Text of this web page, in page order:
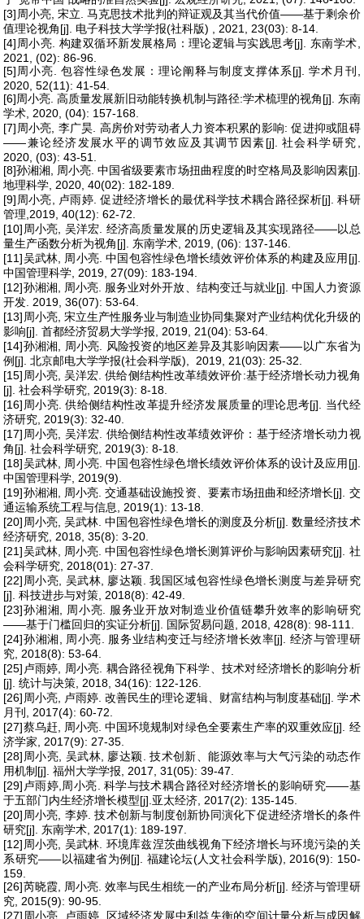
[3]周小亮, 宋立. 马克思技术批判的辩证观及其当代价值——基于剩余价
值理论视角[j]. 电子科技大学学报(社科版) , 2021, 23(03): 8-14.
[4]周小亮. 构建双循环新发展格局：理论逻辑与实践思考[j]. 东南学术,
2021, (02): 86-96.
[5]周小亮. 包容性绿色发展：理论阐释与制度支撑体系[j]. 学术月刊,
2020, 52(11): 41-54.
[6]周小亮. 高质量发展新旧动能转换机制与路径:学术梳理的视角[j]. 东南
学术, 2020, (04): 157-168.
[7]周小亮, 李广昊. 高房价对劳动者人力资本积累的影响: 促进抑或阻碍
——兼论经济发展水平的调节效应及其调节因素[j]. 社会科学研究,
2020, (03): 43-51.
[8]孙湘湘, 周小亮. 中国省级要素市场扭曲程度的时空格局及影响因素[j].
地理科学, 2020, 40(02): 182-189.
[9]周小亮, 卢雨婷. 促进经济增长的最优科学技术耦合路径探析[j]. 科研
管理,2019, 40(12): 62-72.
[10]周小亮, 吴洋宏. 经济高质量发展的历史逻辑及其实现路径——以总
量生产函数分析为视角[j]. 东南学术, 2019, (06): 137-146.
[11]吴武林, 周小亮. 中国包容性绿色增长绩效评价体系的构建及应用[j].
中国管理科学, 2019, 27(09): 183-194.
[12]孙湘湘, 周小亮. 服务业对外开放、结构变迁与就业[j]. 中国人力资源
开发. 2019, 36(07): 53-64.
[13]周小亮, 宋立生产性服务业与制造业协同集聚对产业结构优化升级的
影响[j]. 首都经济贸易大学学报, 2019, 21(04): 53-64.
[14]孙湘湘, 周小亮. 风险投资的地区差异及其影响因素——以广东省为
例[j]. 北京邮电大学学报(社会科学版), 2019, 21(03): 25-32.
[15]周小亮, 吴洋宏. 供给侧结构性改革绩效评价:基于经济增长动力视角
[j]. 社会科学研究, 2019(3): 8-18.
[16]周小亮. 供给侧结构性改革提升经济发展质量的理论思考[j]. 当代经
济研究, 2019(3): 32-40.
[17]周小亮, 吴洋宏. 供给侧结构性改革绩效评价：基于经济增长动力视
角[j]. 社会科学研究, 2019(3): 8-18.
[18]吴武林, 周小亮. 中国包容性绿色增长绩效评价体系的设计及应用[j].
中国管理科学, 2019(9).
[19]孙湘湘, 周小亮. 交通基础设施投资、要素市场扭曲和经济增长[j]. 交
通运输系统工程与信息, 2019(1): 13-18.
[20]周小亮, 吴武林. 中国包容性绿色增长的测度及分析[j]. 数量经济技术
经济研究, 2018, 35(8): 3-20.
[21]吴武林, 周小亮. 中国包容性绿色增长测算评价与影响因素研究[j]. 社
会科学研究, 2018(01): 27-37.
[22]周小亮, 吴武林, 廖达颖. 我国区域包容性绿色增长测度与差异研究
[j]. 科技进步与对策, 2018(8): 42-49.
[23]孙湘湘, 周小亮. 服务业开放对制造业价值链攀升效率的影响研究
——基于门槛回归的实证分析[j]. 国际贸易问题, 2018, 428(8): 98-111.
[24]孙湘湘, 周小亮. 服务业结构变迁与经济增长效率[j]. 经济与管理研
究, 2018(8): 53-64.
[25]卢雨婷, 周小亮. 耦合路径视角下科学、技术对经济增长的影响分析
[j]. 统计与决策, 2018, 34(16): 122-126.
[26]周小亮, 卢雨婷. 改善民生的理论逻辑、财富结构与制度基础[j]. 学术
月刊, 2017(4): 60-72.
[27]蔡乌赶, 周小亮. 中国环境规制对绿色全要素生产率的双重效应[j]. 经
济学家, 2017(9): 27-35.
[28]周小亮, 吴武林, 廖达颖. 技术创新、能源效率与大气污染的动态作
用机制[j]. 福州大学学报, 2017, 31(05): 39-47.
[29]卢雨婷,周小亮. 科学与技术耦合路径对经济增长的影响研究——基
于五部门内生经济增长模型[j].亚太经济, 2017(2): 135-145.
[20]周小亮, 李婷. 技术创新与制度创新协同演化下促进经济增长的条件
研究[j]. 东南学术, 2017(1): 189-197.
[12]周小亮, 吴武林. 环境库兹涅茨曲线视角下经济增长与环境污染的关
系研究——以福建省为例[j]. 福建论坛(人文社会科学版), 2016(9): 150-
159.
[26]芮晓霞, 周小亮. 效率与民生相统一的产业布局分析[j]. 经济与管理研
究, 2015(9): 90-95.
[27]周小亮, 卢雨婷. 区域经济发展中利益失衡的空间计量分析与成因解